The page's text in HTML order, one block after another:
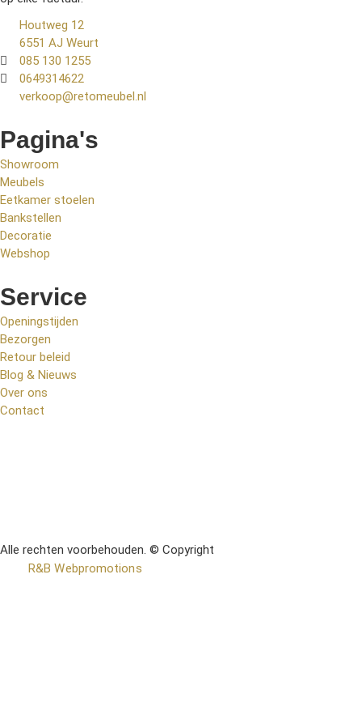
Houtweg 12
6551 AJ Weurt
085 130 1255
0649314622
verkoop@retomeubel.nl
Pagina's
Showroom
Meubels
Eetkamer stoelen
Bankstellen
Decoratie
Webshop
Service
Openingstijden
Bezorgen
Retour beleid
Blog & Nieuws
Over ons
Contact
Alle rechten voorbehouden. © Copyright
R&B Webpromotions